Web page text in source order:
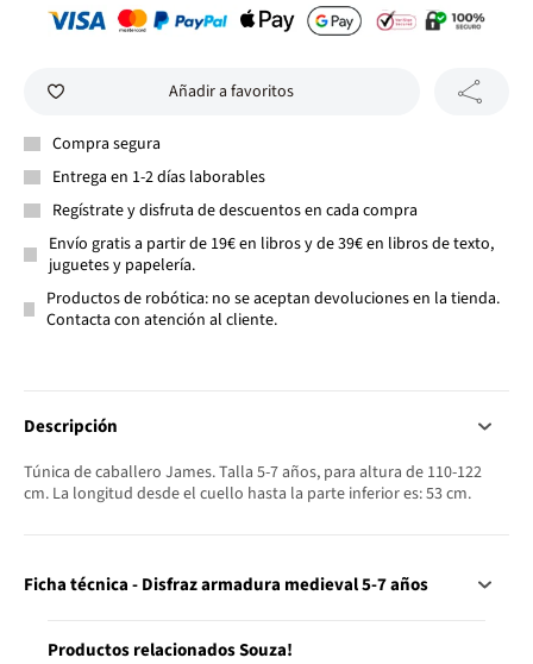
Añadir a favoritos
Compra segura
Entrega en 1-2 días laborables
Regístrate y disfruta de descuentos en cada compra
Envío gratis a partir de 19€ en libros y de 39€ en libros de texto,
juguetes y papelería.
Productos de robótica: no se aceptan devoluciones en la tienda.
Contacta con atención al cliente.
Descripción
Túnica de caballero James. Talla 5-7 años, para altura de 110-122
cm. La longitud desde el cuello hasta la parte inferior es: 53 cm.
Ficha técnica - Disfraz armadura medieval 5-7 años
Productos relacionados Souza!